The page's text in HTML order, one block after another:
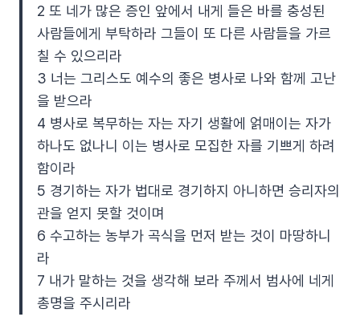
2 또 네가 많은 증인 앞에서 내게 들은 바를 충성된
사람들에게 부탁하라 그들이 또 다른 사람들을 가르
칠 수 있으리라
3 너는 그리스도 예수의 좋은 병사로 나와 함께 고난
을 받으라
4 병사로 복무하는 자는 자기 생활에 얽매이는 자가
하나도 없나니 이는 병사로 모집한 자를 기쁘게 하려
함이라
5 경기하는 자가 법대로 경기하지 아니하면 승리자의
관을 얻지 못할 것이며
6 수고하는 농부가 곡식을 먼저 받는 것이 마땅하니
라
7 내가 말하는 것을 생각해 보라 주께서 범사에 네게
총명을 주시리라